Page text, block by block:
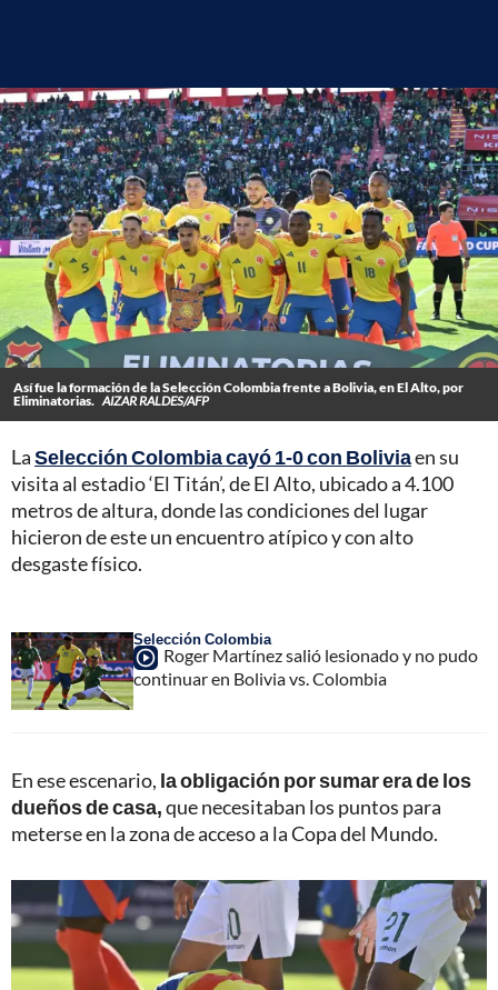
Así fue la formación de la Selección Colombia frente a Bolivia, en El Alto, por
Eliminatorias. AIZAR RALDES/AFP
LaSelección Colombia cayó 1-0 con Boliviaen su
visita al estadio ‘El Titán’, de El Alto, ubicado a 4.100
metros de altura, donde las condiciones del lugar
hicieron de este un encuentro atípico y con alto
desgaste físico.
Selección Colombia
Roger Martínez salió lesionado y no pudo
continuar en Bolivia vs. Colombia
En ese escenario, la obligación por sumar era de los
dueños de casa,que necesitaban los puntos para
meterse en la zona de acceso a la Copa del Mundo.